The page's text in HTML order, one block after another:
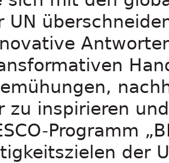
zu inspirieren
Programm
der